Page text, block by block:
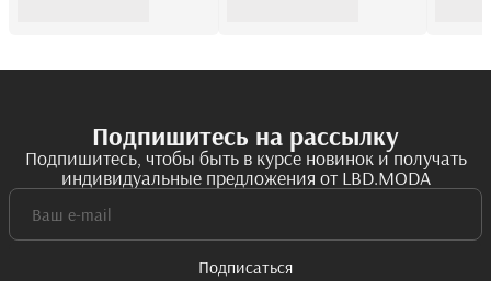
Подпишитесь на рассылку
Подпишитесь, чтобы быть в курсе новинок и получать
индивидуальные предложения от LBD.MODA
Подписаться